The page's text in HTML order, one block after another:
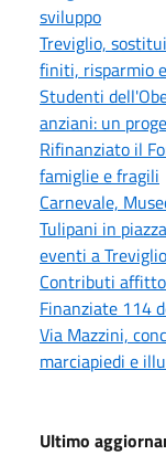
sviluppo
Treviglio,
finiti, risparmio
Studenti
anziani: un
Rifinanziato il
famiglie e fragili
Carnevale,
Tulipani in
eventi a Treviglio
Contributi
Finanziate 114
Via Mazzini,
marciapiedi e
Ultimo